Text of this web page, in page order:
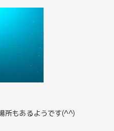
所もあるようです(^^)